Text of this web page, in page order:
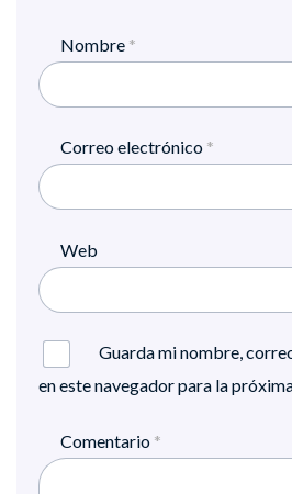
Nombre *
Correo electrónico *
Web
Guarda mi nombre,
en este navegador para la
Comentario *